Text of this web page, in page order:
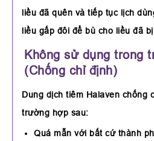
liều đã quên và tiếp tục lịch
liều gấp đôi để bù cho liều đã
Không sử dụng trong
(Chống chỉ định)
Dung dịch tiêm Halaven chống
trường hợp sau:
Quá mẫn với bất cứ thành